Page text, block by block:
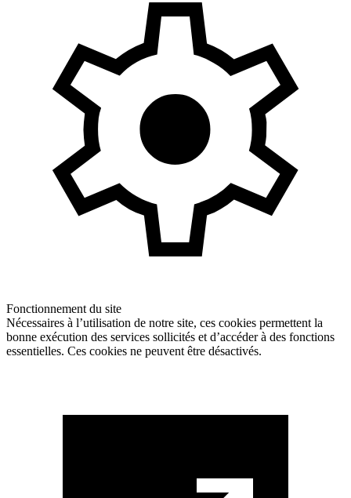
Fonctionnement du site
Nécessaires à l’utilisation de notre site, ces cookies permettent la
bonne exécution des services sollicités et d’accéder à des fonctions
essentielles. Ces cookies ne peuvent être désactivés.